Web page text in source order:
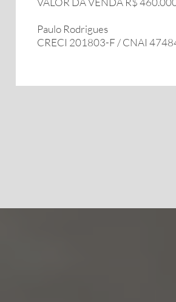
Paulo Rodrigues
CRECI 201803-F / CNAI